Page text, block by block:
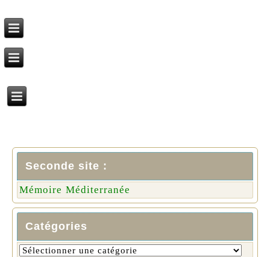
Seconde site :
Mémoire Méditerranée
Catégories